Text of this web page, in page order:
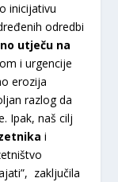
inicijativu
odredbi
utječu na
i urgencije
erozija
razlog da
Ipak, naš cilj
i
zaključila